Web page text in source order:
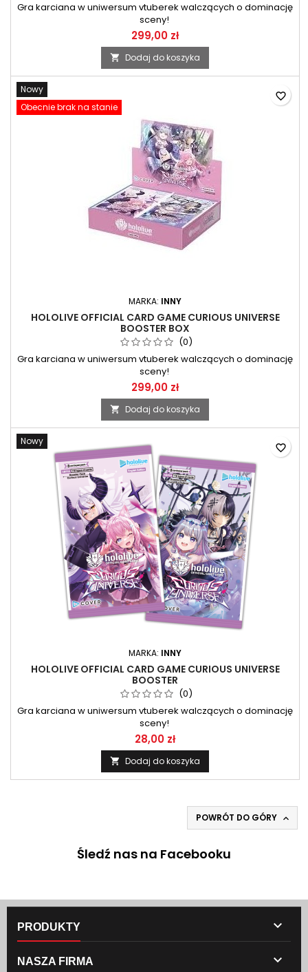
Gra karciana w uniwersum vtuberek walczących o dominację
sceny!
299,00 zł
 Dodaj do koszyka
Nowy
Obecnie brak na stanie
MARKA: INNY
HOLOLIVE OFFICIAL CARD GAME CURIOUS UNIVERSE
BOOSTER BOX
(0)
Gra karciana w uniwersum vtuberek walczących o dominację
sceny!
299,00 zł
 Dodaj do koszyka
favorite_border
Nowy
MARKA: INNY
HOLOLIVE OFFICIAL CARD GAME CURIOUS UNIVERSE
BOOSTER
(0)
Gra karciana w uniwersum vtuberek walczących o dominację
sceny!
28,00 zł
 Dodaj do koszyka
favorite_border
POWRÓT DO GÓRY 
Śledź nas na Facebooku
PRODUKTY 
NASZA FIRMA 